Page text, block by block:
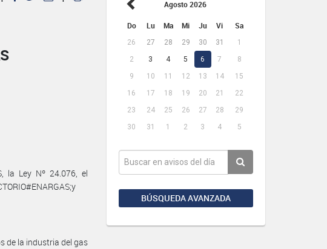
Agosto 2026
Do Lu Ma Mi Ju Vi Sa
26 27 28 29 30 31
1
2
3 4 5 6 7
8
9
10 11 12 13 14
15
16
17 18 19 20 21
22
23
24 25 26 27 28
29
30
31 1 2 3 4 5
BÚSQUEDA AVANZADA
la Ley Nº 24.076, el
de la industria del gas